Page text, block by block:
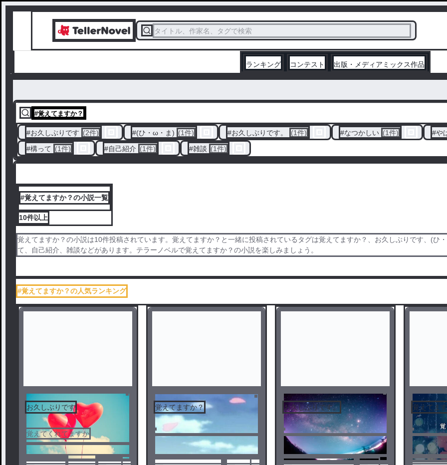
タイトル、作家名、タグで検索
ランキング コンテスト 出版・メディアミックス作品
#覚えてますか？
#お久しぶりです (2件) #(ひ・ω・ま) (1件) #お久しぶりです。 (1件) #なつかしい (1件) #や
#構って (1件) #自己紹介 (1件) #雑談 (1件)
#覚えてますか？の小説一覧
10件以上
覚えてますか？の小説は10件投稿されています。覚えてますか？と一緒に投稿されているタグは覚えてますか？、お久しぶりです、(ひ
て、自己紹介、雑談などがあります。テラーノベルで覚えてますか？の小説を楽しみましょう。
#覚えてますか？の人気ランキング
お久しぶりです
覚えてくれてますか
覚えてますか？ お久しぶりです。 覚えてま